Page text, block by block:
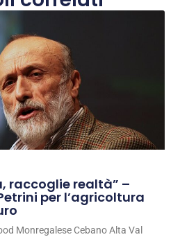
raccoglie realtà” –
per l’agricoltura
Monregalese Cebano Alta Val